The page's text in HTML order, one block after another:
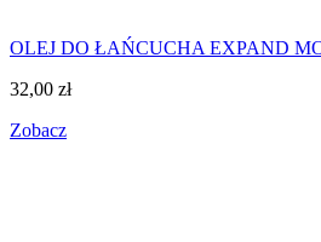
OLEJ DO ŁAŃCUCHA EXPAND
32,00 zł
Zobacz